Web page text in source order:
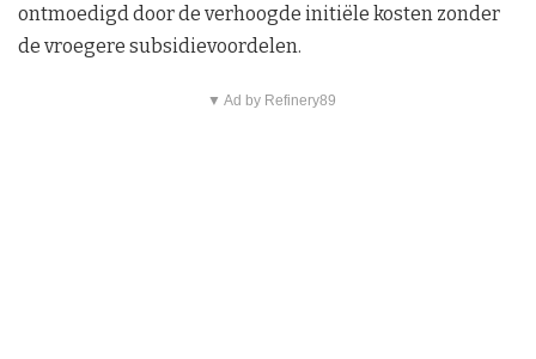
ontmoedigd door de verhoogde initiële kosten zonder
de vroegere subsidievoordelen.
▼ Ad by Refinery89